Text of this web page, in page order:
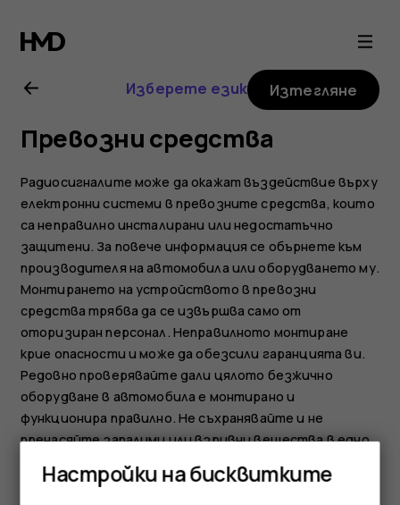
Ръководство
на
потребителя
за
Nokia
2.1
Изберете език Изтегляне
Превозни средства
Радиосигналите може да окажат въздействие върху
електронни системи в превозните средства, които
са неправилно инсталирани или недостатъчно
защитени. За повече информация се обърнете към
производителя на автомобила или оборудването му.
Монтирането на устройството в превозни
средства трябва да се извършва само от
оторизиран персонал. Неправилното монтиране
крие опасности и може да обезсили гаранцията ви.
Редовно проверявайте дали цялото безжично
оборудване в автомобила е монтирано и
функционира правилно. Не съхранявайте и не
пренасяйте запалими или взривни вещества в едно
аксесоарите му. Не поставяйте устройството или
Настройки на бисквитките